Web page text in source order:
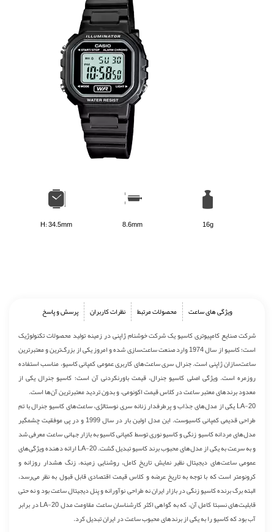
H: 34.5mm 8.6mm 16g
ویژگی های ساعت محصولات مرتبط نظرات کاربران
پرسش و پاسخ
شرکت صنایع کامپیوتری کاسیو یک شرکت خوشنام ژاپنی در زمینه تولید محصولات تکنولوژیک
است؛ کاسیو از سال 1974 وارد صنعت ساعت‌سازی شده و امروز یکی از بزرگ‌ترین و معتبرترین
ساعت‌سازان ژاپنی است. جنرال سری ساعت‌های کاربری عمومی کمپانی کاسیو، مناسب استفاده
روزمره است. ویژگی اصلی کاسیو جنرال، قیمت باورنکردنی آن است؛ کاسیو جنرال یکی از
معدود برندهای معتبر ساعت در کلاس قیمت اکونومی، و بدون تردید معتبرترین آن‌ها است.
LA-20 یکی از مدل‌های جذاب و پرطرفدار زنانه سری نوستالژی، ساعت‌های کاسیو جنرال با تم
طراحی قدیمی کمپانی کاسیوست. این مدل اولین بار در سال 1999 و در پی موفقیت چشمگیر
مدل‌های مردانه کاسیو زنگی و کاسیو نوری توسط کمپانی کاسیو به بازار جهانی ساعت معرفی شد
و به سرعت به یکی از مدل‌های محبوب برند کاسیو تبدیل گشت. LA-20 ارائه دهنده ویژگی‌های
عمومی ساعت‌های دیجیتال نظیر نمایش تاریخ کامل، روشنایی زمینه، زنگ هشدار روزانه و
کرونومتر است که با توجه به تاریخ عرضه و کلاس قیمت اقتصادی قابل قبول به نظر می‌رسد،
البته برگ برنده کاسیو زنگی در بازار ایران نه طراحی نوآورانه و پنل دیجیتال ساعت بود و نه حتی
قابلیت‌های نسبتا کامل آن، که به گواهی اکثر کارشناسان ساعت مقاومت مدل LA-20 در برابر
آب بود که کاسیو را به یکی از برندهای محبوب ساعت در ایران تبدیل کرد.